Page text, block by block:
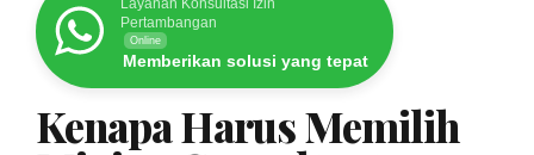
Layanan Konsultasi Izin
Pertambangan
Online
Memberikan solusi yang tepat
Kenapa Harus Memilih